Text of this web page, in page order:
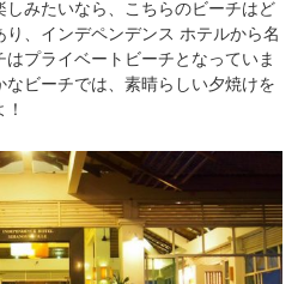
しみたいなら、こちらのビーチはど
、インデペンデンス ホテルから名
プライベートビーチとなっていま
ビーチでは、素晴らしい夕焼けを